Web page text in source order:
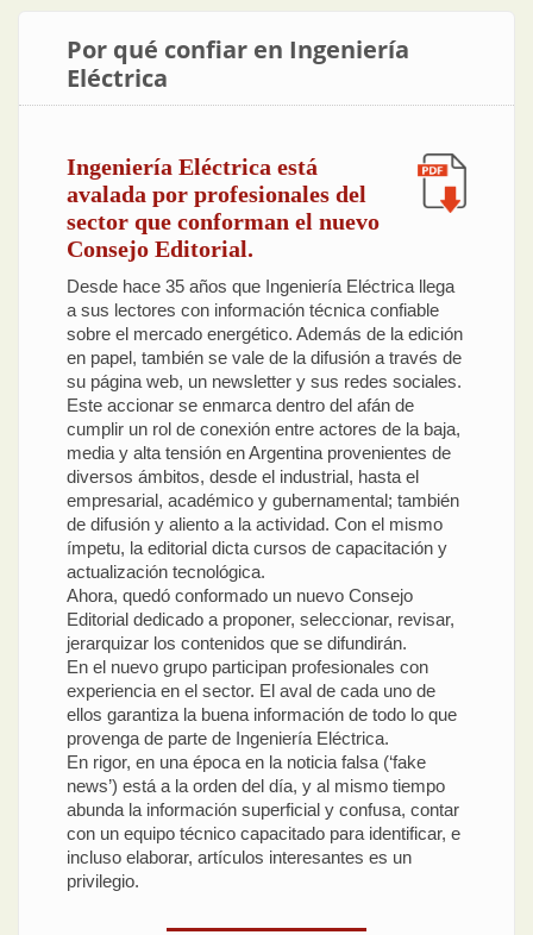
Por qué confiar en Ingeniería
Eléctrica
Ingeniería Eléctrica está
avalada por profesionales del
sector que conforman el nuevo
Consejo Editorial.
Desde hace 35 años que Ingeniería Eléctrica llega
a sus lectores con información técnica confiable
sobre el mercado energético. Además de la edición
en papel, también se vale de la difusión a través de
su página web, un newsletter y sus redes sociales.
Este accionar se enmarca dentro del afán de
cumplir un rol de conexión entre actores de la baja,
media y alta tensión en Argentina provenientes de
diversos ámbitos, desde el industrial, hasta el
empresarial, académico y gubernamental; también
de difusión y aliento a la actividad. Con el mismo
ímpetu, la editorial dicta cursos de capacitación y
actualización tecnológica.
Ahora, quedó conformado un nuevo Consejo
Editorial dedicado a proponer, seleccionar, revisar,
jerarquizar los contenidos que se difundirán.
En el nuevo grupo participan profesionales con
experiencia en el sector. El aval de cada uno de
ellos garantiza la buena información de todo lo que
provenga de parte de Ingeniería Eléctrica.
En rigor, en una época en la noticia falsa (‘fake
news’) está a la orden del día, y al mismo tiempo
abunda la información superficial y confusa, contar
con un equipo técnico capacitado para identificar, e
incluso elaborar, artículos interesantes es un
privilegio.